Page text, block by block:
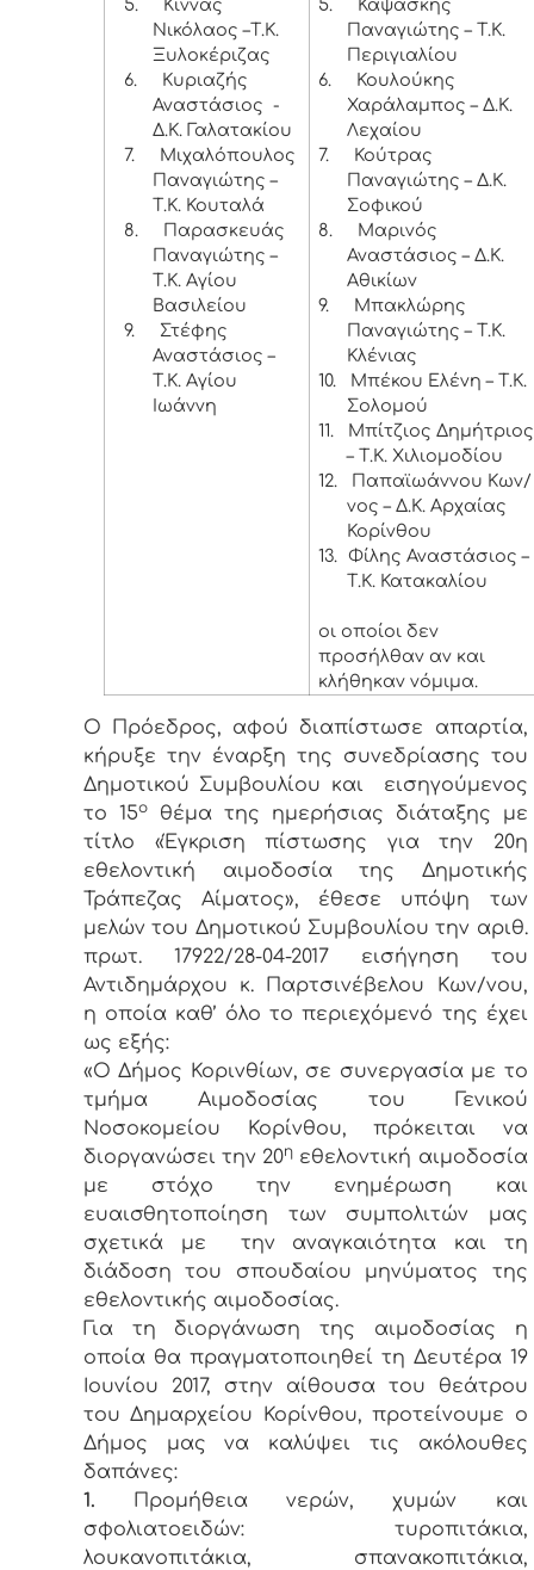
5.
Κίννας
Νικόλαος –Τ.Κ.
Ξυλοκέριζας
6.
Κυριαζής
Αναστάσιος -
Δ.Κ. Γαλατακίου
7.
Μιχαλόπουλος
Παναγιώτης –
Τ.Κ. Κουταλά
8.
Παρασκευάς
Παναγιώτης –
Τ.Κ. Αγίου
Βασιλείου
9.
Στέφης
Αναστάσιος –
Τ.Κ. Αγίου
Ιωάννη
5.
Καψάσκης
Παναγιώτης – Τ.Κ.
Περιγιαλίου
6.
Κουλούκης
Χαράλαμπος – Δ.Κ.
Λεχαίου
7.
Κούτρας
Παναγιώτης – Δ.Κ.
Σοφικού
8.
Μαρινός
Αναστάσιος – Δ.Κ.
Αθικίων
9.
Μπακλώρης
Παναγιώτης – Τ.Κ.
Κλένιας
10.
Μπέκου Ελένη – Τ.Κ.
Σολομού
11.
Μπίτζιος Δημήτριος
– Τ.Κ. Χιλιομοδίου
12.
Παπαϊωάννου Κων/
νος – Δ.Κ. Αρχαίας
Κορίνθου
13.
Φίλης Αναστάσιος –
Τ.Κ. Κατακαλίου
οι οποίοι δεν
προσήλθαν αν και
κλήθηκαν νόμιμα.
Ο Πρόεδρος, αφού διαπίστωσε απαρτία,
κήρυξε την έναρξη της συνεδρίασης του
Δημοτικού Συμβουλίου και εισηγούμενος
το 15οθέμα της ημερήσιας διάταξης με
τίτλο «Έγκριση πίστωσης για την 20η
εθελοντική αιμοδοσία της Δημοτικής
Τράπεζας Αίματος», έθεσε υπόψη των
μελών του Δημοτικού Συμβουλίου την αριθ.
πρωτ. 17922/28-04-2017 εισήγηση του
Αντιδημάρχου κ. Παρτσινέβελου Κων/νου,
η οποία καθ’ όλο το περιεχόμενό της έχει
ως εξής:
«Ο Δήμος Κορινθίων, σε συνεργασία με το
τμήμα Αιμοδοσίας του Γενικού
Νοσοκομείου Κορίνθου, πρόκειται να
διοργανώσει την 20η εθελοντική αιμοδοσία
με στόχο την ενημέρωση και
ευαισθητοποίηση των συμπολιτών μας
σχετικά με την αναγκαιότητα και τη
διάδοση του σπουδαίου μηνύματος της
εθελοντικής αιμοδοσίας.
Για τη διοργάνωση της αιμοδοσίας η
οποία θα πραγματοποιηθεί τη Δευτέρα 19
Ιουνίου 2017, στην αίθουσα του θεάτρου
του Δημαρχείου Κορίνθου, προτείνουμε ο
Δήμος μας να καλύψει τις ακόλουθες
δαπάνες:
1. Προμήθεια νερών, χυμών και
σφολιατοειδών: τυροπιτάκια,
λουκανοπιτάκια, σπανακοπιτάκια,